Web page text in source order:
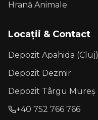
Hrană Animale
Locații & Contact
Depozit Apahida (Cluj)
Depozit Dezmir
Depozit Târgu Mureș
+40 752 766 766